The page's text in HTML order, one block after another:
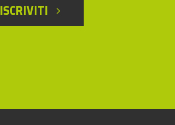
ISCRIVITI